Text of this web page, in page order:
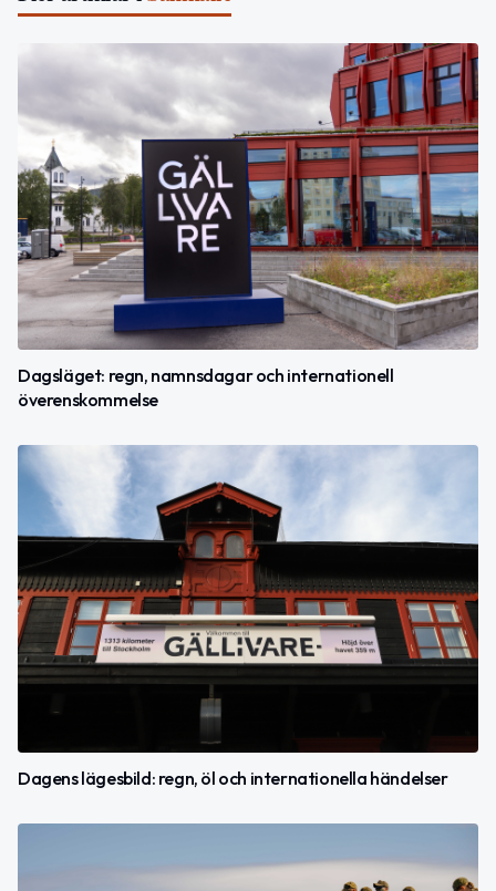
Dagsläget: regn, namnsdagar och internationell
överenskommelse
Dagens lägesbild: regn, öl och internationella händelser